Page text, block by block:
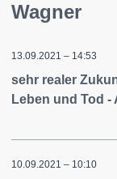
Wagner
13.09.2021 – 14:53
sehr realer
Leben und Tod
10.09.2021 – 10:10